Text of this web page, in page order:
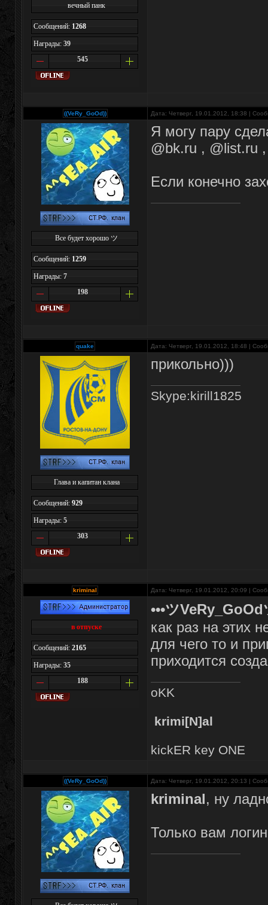
вечный панк
Сообщений: 1268
Награды: 39
545
((VeRy_GoOd)) Дата: Четверг, 19.01.2012, 18:38 |
Все будет хорошо ツ
Сообщений: 1259
Награды: 7
198
Я могу пару
@bk.ru , @list.ru
Если конечно
quake Дата: Четверг, 19.01.2012, 18:48 |
Глава и капитан клана
Сообщений: 929
Награды: 5
303
прикольно)))
Skype:kirill1825
kriminal Дата: Четверг, 19.01.2012, 20:09 |
в отпуске
Сообщений: 2165
Награды: 35
188
•••ツVeRy_GoOd
как раз на этих
для чего то и
приходится
oKK
krimi[N]al
kickER key ONE
((VeRy_GoOd)) Дата: Четверг, 19.01.2012, 20:13 |
kriminal, ну
Только вам